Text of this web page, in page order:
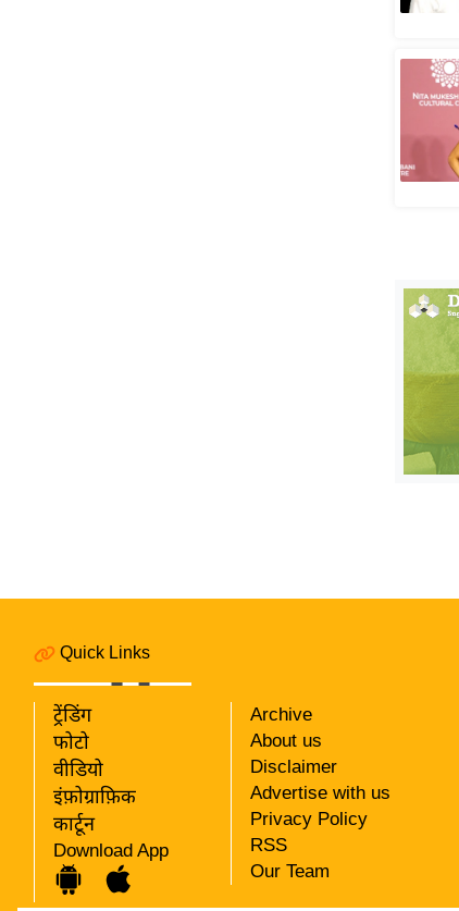
c
विधानसभा
चुनाव
फोटो
वीडियो
Quick Links
ट्रेंडिंग
फोटो
वीडियो
इंफ़ोग्राफ़िक
कार्टून
Download App
Archive
About us
Disclaimer
Advertise with us
Privacy Policy
RSS
Our Team